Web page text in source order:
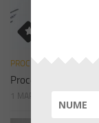
PROCEDURI
Procedura de
1 MARTIE 2023